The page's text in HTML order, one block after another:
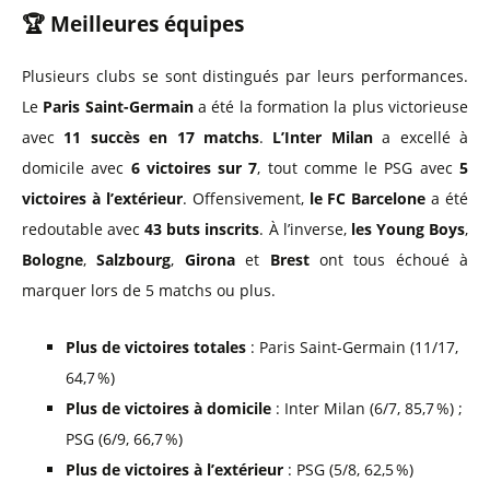
🏆 Meilleures équipes
Plusieurs clubs se sont distingués par leurs performances.
Le Paris Saint-Germaina été la formation la plus victorieuse
avec 11 succès en 17 matchs. L’Inter Milana excellé à
domicile avec 6 victoires sur 7, tout comme le PSG avec5
victoires à l’extérieur. Offensivement, le FC Barcelone a été
redoutable avec43 buts inscrits. À l’inverse, les Young Boys,
Bologne,Salzbourg, Gironaet Brestont tous échoué à
marquer lors de 5 matchs ou plus.
Plus de victoires totales : Paris Saint-Germain (11/17,
64,7 %)
Plus de victoires à domicile : Inter Milan (6/7, 85,7 %) ;
PSG (6/9, 66,7 %)
Plus de victoires à l’extérieur : PSG (5/8, 62,5 %)